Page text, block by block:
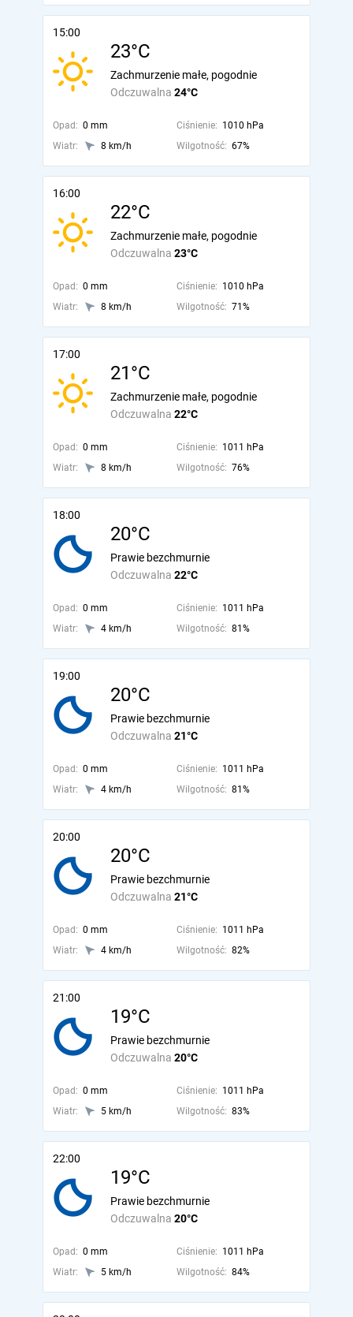
15:00
23°C
Odczuwalna 24°C
Zachmurzenie małe, pogodnie
Opad: 0 mm Ciśnienie: 1010 hPa
Wiatr:
8 km/h Wilgotność: 67%
16:00
22°C
Odczuwalna 23°C
Zachmurzenie małe, pogodnie
Opad: 0 mm Ciśnienie: 1010 hPa
Wiatr:
8 km/h Wilgotność: 71%
17:00
21°C
Odczuwalna 22°C
Zachmurzenie małe, pogodnie
Opad: 0 mm Ciśnienie: 1011 hPa
Wiatr:
8 km/h Wilgotność: 76%
18:00
20°C
Odczuwalna 22°C
Prawie bezchmurnie
Opad: 0 mm Ciśnienie: 1011 hPa
Wiatr:
4 km/h Wilgotność: 81%
19:00
20°C
Odczuwalna 21°C
Prawie bezchmurnie
Opad: 0 mm Ciśnienie: 1011 hPa
Wiatr:
4 km/h Wilgotność: 81%
20:00
20°C
Odczuwalna 21°C
Prawie bezchmurnie
Opad: 0 mm Ciśnienie: 1011 hPa
Wiatr:
4 km/h Wilgotność: 82%
21:00
19°C
Odczuwalna 20°C
Prawie bezchmurnie
Opad: 0 mm Ciśnienie: 1011 hPa
Wiatr:
5 km/h Wilgotność: 83%
22:00
19°C
Odczuwalna 20°C
Prawie bezchmurnie
Opad: 0 mm Ciśnienie: 1011 hPa
Wiatr:
5 km/h Wilgotność: 84%